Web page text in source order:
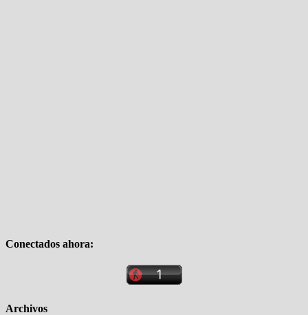
Conectados ahora:
Archivos